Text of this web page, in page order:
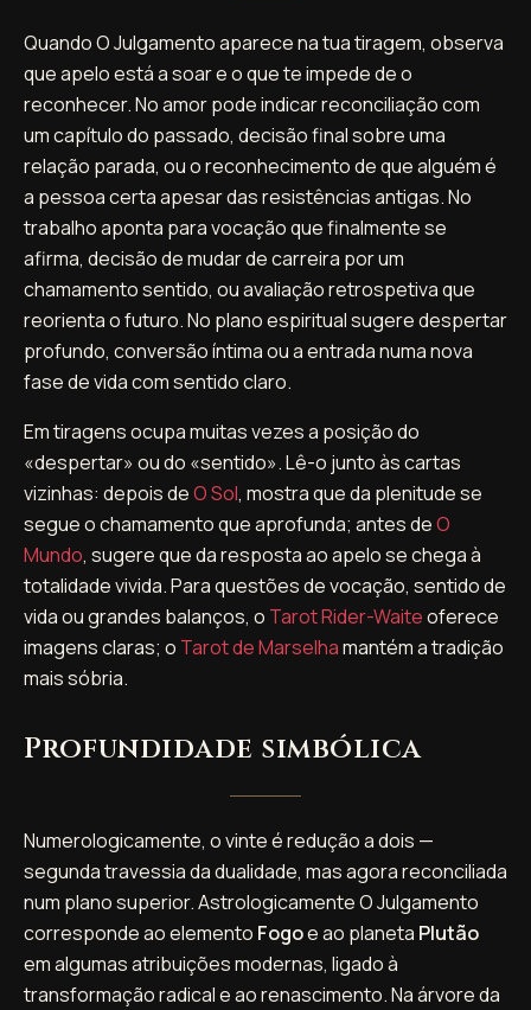
Quando O Julgamento aparece na tua tiragem, observa
que apelo está a soar e o que te impede de o
reconhecer. No amor pode indicar reconciliação com
um capítulo do passado, decisão final sobre uma
relação parada, ou o reconhecimento de que alguém é
a pessoa certa apesar das resistências antigas. No
trabalho aponta para vocação que finalmente se
afirma, decisão de mudar de carreira por um
chamamento sentido, ou avaliação retrospetiva que
reorienta o futuro. No plano espiritual sugere despertar
profundo, conversão íntima ou a entrada numa nova
fase de vida com sentido claro.
Em tiragens ocupa muitas vezes a posição do
«despertar» ou do «sentido». Lê-o junto às cartas
vizinhas: depois deO Sol, mostra que da plenitude se
segue o chamamento que aprofunda; antes deO
Mundo, sugere que da resposta ao apelo se chega à
totalidade vivida. Para questões de vocação, sentido de
vida ou grandes balanços, o Tarot Rider-Waiteoferece
imagens claras; o Tarot de Marselhamantém a tradição
mais sóbria.
Profundidade simbólica
Numerologicamente, o vinte é redução a dois —
segunda travessia da dualidade, mas agora reconciliada
num plano superior. Astrologicamente O Julgamento
corresponde ao elemento Fogoe ao planeta Plutão
em algumas atribuições modernas, ligado à
transformação radical e ao renascimento. Na árvore da